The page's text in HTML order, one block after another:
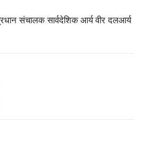
संचालक सार्वदेशिक आर्य वीर दलआर्य